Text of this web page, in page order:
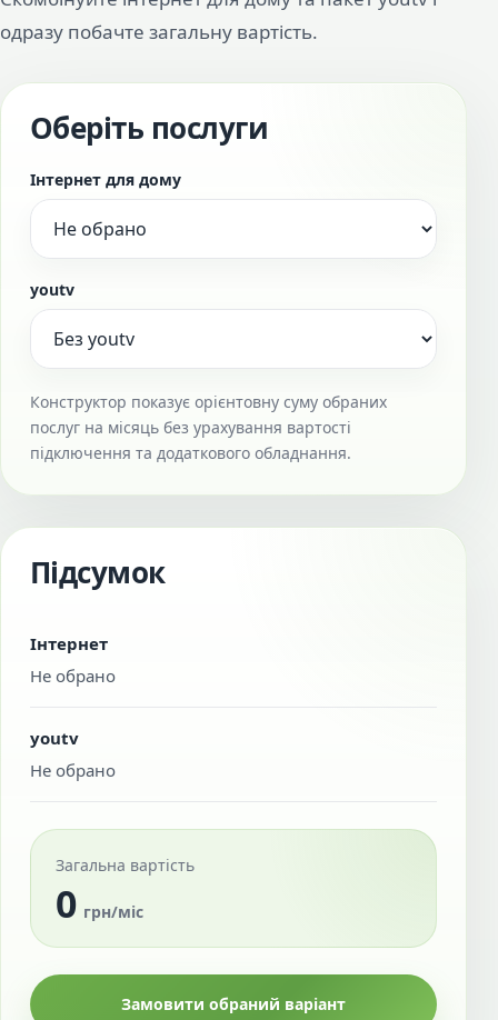
одразу побачте загальну вартість.
Оберіть послуги
Інтернет для дому
youtv
Конструктор показує орієнтовну суму обраних
послуг на місяць без урахування вартості
підключення та додаткового обладнання.
Підсумок
Інтернет
Не обрано
youtv
Не обрано
Загальна вартість
0 грн/міс
Замовити обраний варіант